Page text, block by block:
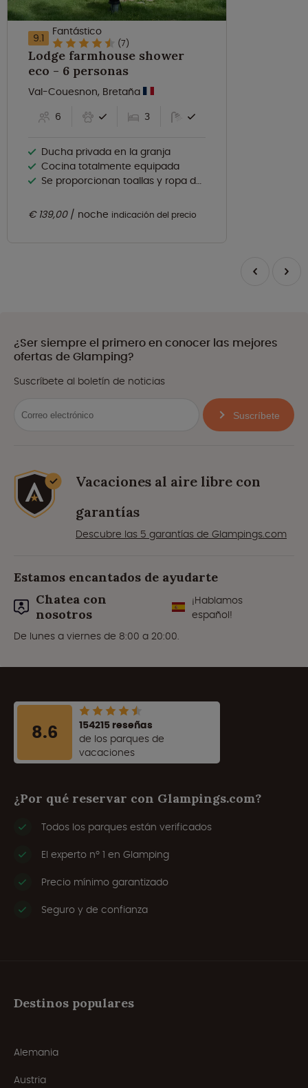
9.1 Fantástico
(7)
Lodge farmhouse shower
eco - 6 personas
Val-Couesnon, Bretaña
6
3
Ducha privada en la granja
Cocina totalmente equipada
Se proporcionan toallas y ropa de cama
€ 139,00 noche indicación del precio
¿Ser siempre el primero en conocer las mejores
ofertas de Glamping?
Suscríbete al boletín de noticias
Suscríbete
Vacaciones al aire libre con
garantías
Descubre las 5 garantías de Glampings.com
Estamos encantados de ayudarte
Chatea con
nosotros
¡Hablamos
español!
De lunes a viernes de 8:00 a 20:00.
8.6
154215 reseñas
de los parques de
vacaciones
¿Por qué reservar con Glampings.com?
Todos los parques están verificados
El experto nº 1 en Glamping
Precio mínimo garantizado
Seguro y de confianza
Destinos populares
Alemania
Austria